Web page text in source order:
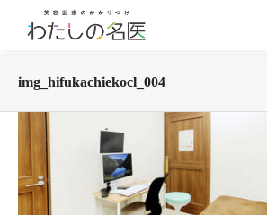
img_hifukachiekocl_004